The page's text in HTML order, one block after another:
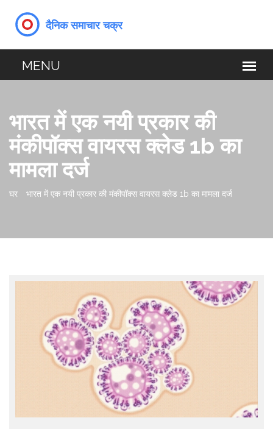
भारत में एक नयी प्रकार की
मंकीपॉक्स वायरस क्लेड 1b का
मामला दर्ज
घर भारत में एक नयी प्रकार की मंकीपॉक्स वायरस क्लेड 1b का मामला दर्ज